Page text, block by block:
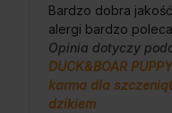
Bardzo dobra
alergi bardzo
Opinia dotyczy
DUCK&BOAR
karma dla
dzikiem